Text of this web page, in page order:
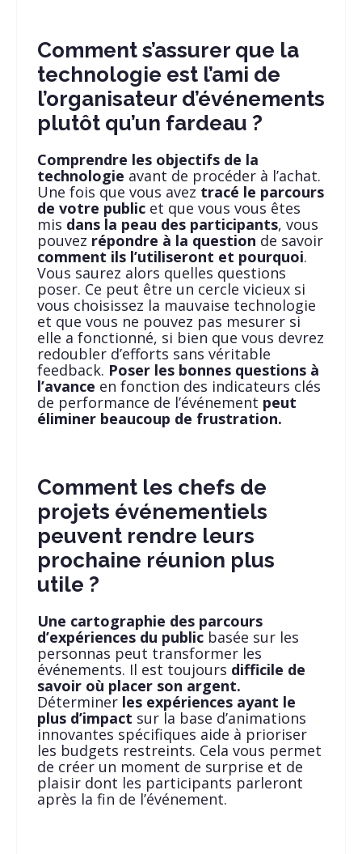
Comment s’assurer que la
technologie est l’ami de
l’organisateur d’événements
plutôt qu’un fardeau ?
Comprendre les objectifs de la
technologie avant de procéder à l’achat.
Une fois que vous avez tracé le parcours
de votre public et que vous vous êtes
mis dans la peau des participants, vous
pouvez répondre à la question de savoir
comment ils l’utiliseront et pourquoi.
Vous saurez alors quelles questions
poser. Ce peut être un cercle vicieux si
vous choisissez la mauvaise technologie
et que vous ne pouvez pas mesurer si
elle a fonctionné, si bien que vous devrez
redoubler d’efforts sans véritable
feedback. Poser les bonnes questions à
l’avance en fonction des indicateurs clés
de performance de l’événement peut
éliminer beaucoup de frustration.
Comment les chefs de
projets événementiels
peuvent rendre leurs
prochaine réunion plus
utile ?
Une cartographie des parcours
d’expériences du public basée sur les
personnas peut transformer les
événements. Il est toujours difficile de
savoir où placer son argent.
Déterminer les expériences ayant le
plus d’impact sur la base d’animations
innovantes spécifiques aide à prioriser
les budgets restreints. Cela vous permet
de créer un moment de surprise et de
plaisir dont les participants parleront
après la fin de l’événement.